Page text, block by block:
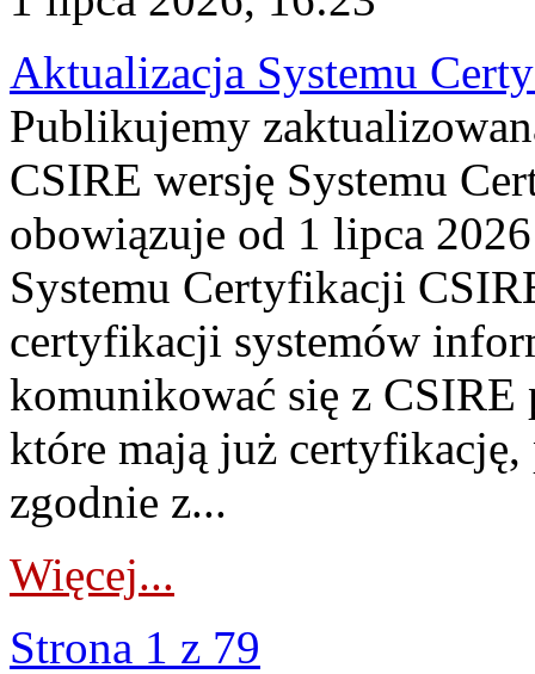
Aktualizacja Systemu
Publikujemy
CSIRE wersję Systemu
obowiązuje od 1 lipca
Systemu Certyfikacji
certyfikacji systemów
komunikować się z
które mają już
zgodnie z...
Więcej...
Strona 1 z 79